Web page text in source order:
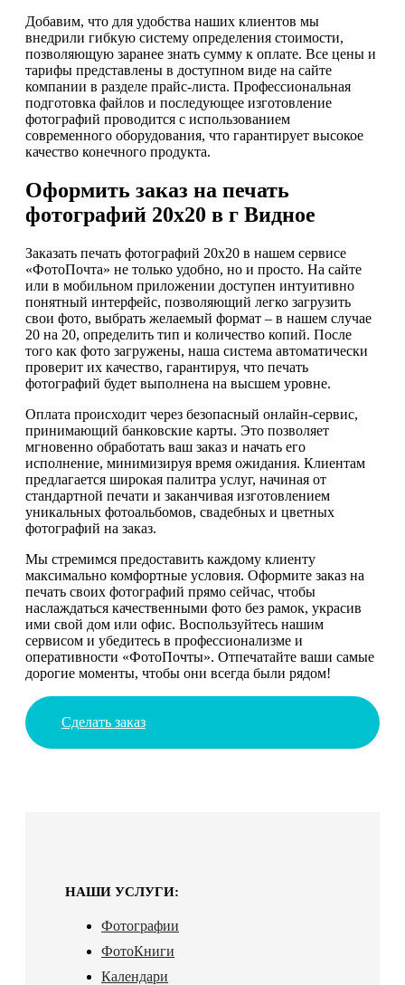
Добавим, что для удобства наших клиентов мы
внедрили гибкую систему определения стоимости,
позволяющую заранее знать сумму к оплате. Все цены и
тарифы представлены в доступном виде на сайте
компании в разделе прайс-листа. Профессиональная
подготовка файлов и последующее изготовление
фотографий проводится с использованием
современного оборудования, что гарантирует высокое
качество конечного продукта.
Оформить заказ на печать
фотографий 20х20 в г Видное
Заказать печать фотографий 20х20 в нашем сервисе
«ФотоПочта» не только удобно, но и просто. На сайте
или в мобильном приложении доступен интуитивно
понятный интерфейс, позволяющий легко загрузить
свои фото, выбрать желаемый формат – в нашем случае
20 на 20, определить тип и количество копий. После
того как фото загружены, наша система автоматически
проверит их качество, гарантируя, что печать
фотографий будет выполнена на высшем уровне.
Оплата происходит через безопасный онлайн-сервис,
принимающий банковские карты. Это позволяет
мгновенно обработать ваш заказ и начать его
исполнение, минимизируя время ожидания. Клиентам
предлагается широкая палитра услуг, начиная от
стандартной печати и заканчивая изготовлением
уникальных фотоальбомов, свадебных и цветных
фотографий на заказ.
Мы стремимся предоставить каждому клиенту
максимально комфортные условия. Оформите заказ на
печать своих фотографий прямо сейчас, чтобы
наслаждаться качественными фото без рамок, украсив
ими свой дом или офис. Воспользуйтесь нашим
сервисом и убедитесь в профессионализме и
оперативности «ФотоПочты». Отпечатайте ваши самые
дорогие моменты, чтобы они всегда были рядом!
Сделать заказ
НАШИ УСЛУГИ:
Фотографии
ФотоКниги
Календари